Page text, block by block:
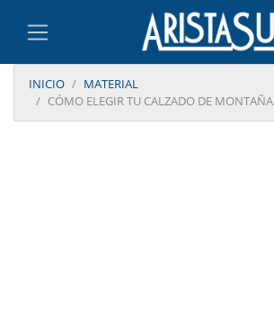
INICIO
MATERIAL
CÓMO ELEGIR TU CALZADO DE MONTAÑA